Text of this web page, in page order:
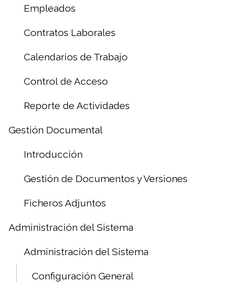
Empleados
Contratos Laborales
Calendarios de Trabajo
Control de Acceso
Reporte de Actividades
Gestión Documental
Introducción
Gestión de Documentos y Versiones
Ficheros Adjuntos
Administración del Sistema
Administración del Sistema
Configuración General